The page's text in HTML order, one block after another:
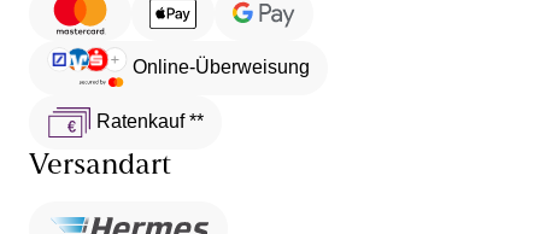
Online-Überweisung
Ratenkauf **
Versandart